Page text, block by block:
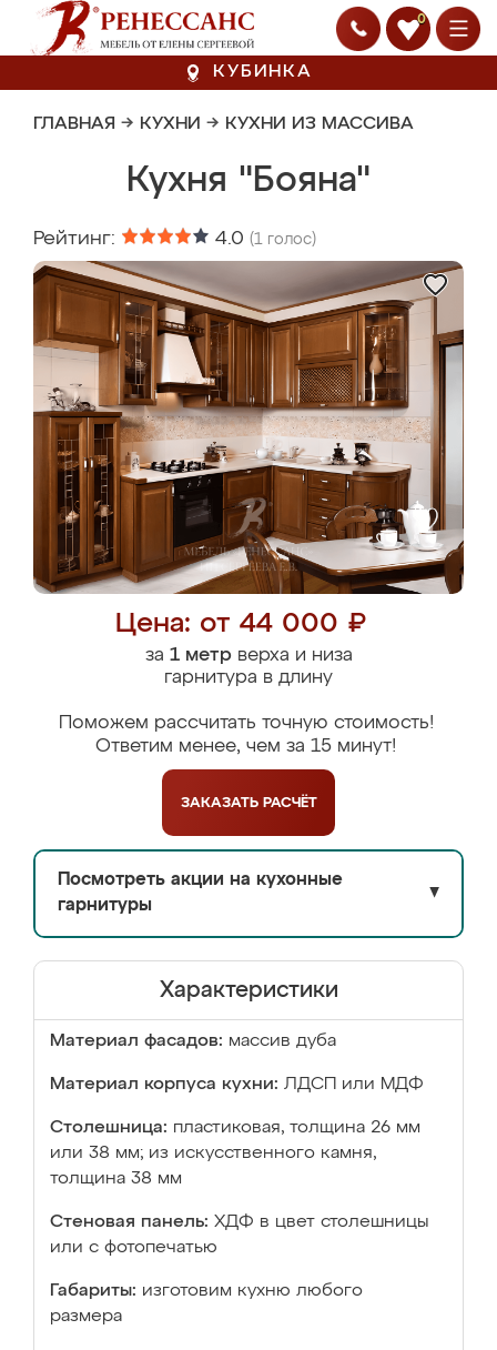
0
КУБИНКА
ГЛАВНАЯ → КУХНИ → КУХНИ ИЗ МАССИВА
Кухня "Бояна"
Рейтинг: 4.0 (1 голос)
Цена: от 44 000 ₽
за 1 метрверха и низа
гарнитура в длину
Поможем рассчитать точную стоимость!
Ответим менее, чем за 15 минут!
ЗАКАЗАТЬ РАСЧЁТ
Посмотреть акции на кухонные
гарнитуры
▼
Характеристики
Материал фасадов: массив дуба
Материал корпуса кухни: ЛДСП или МДФ
Столешница: пластиковая, толщина 26 мм
или 38 мм; из искусственного камня,
толщина 38 мм
Стеновая панель: ХДФ в цвет столешницы
или с фотопечатью
Габариты: изготовим кухню любого
размера